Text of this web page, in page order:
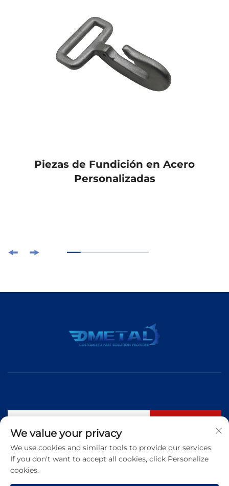
Piezas de Fundición en Acero
Personalizadas
Tel.: +86 183 5421 3960
We value your privacy
We use cookies and similar tools to provide our services.
If you don't want to accept all cookies, click Personalize
cookies.